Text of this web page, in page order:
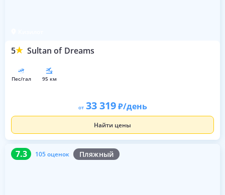
5 Sultan of Dreams
пес/гал 95 км
от 33 319 /день
Найти цены
7.3 105 оценок Пляжный
7.3 105 оценок